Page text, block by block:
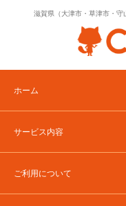
滋賀県（大津市・草津市・守
ホーム
サービス内容
ご利用について